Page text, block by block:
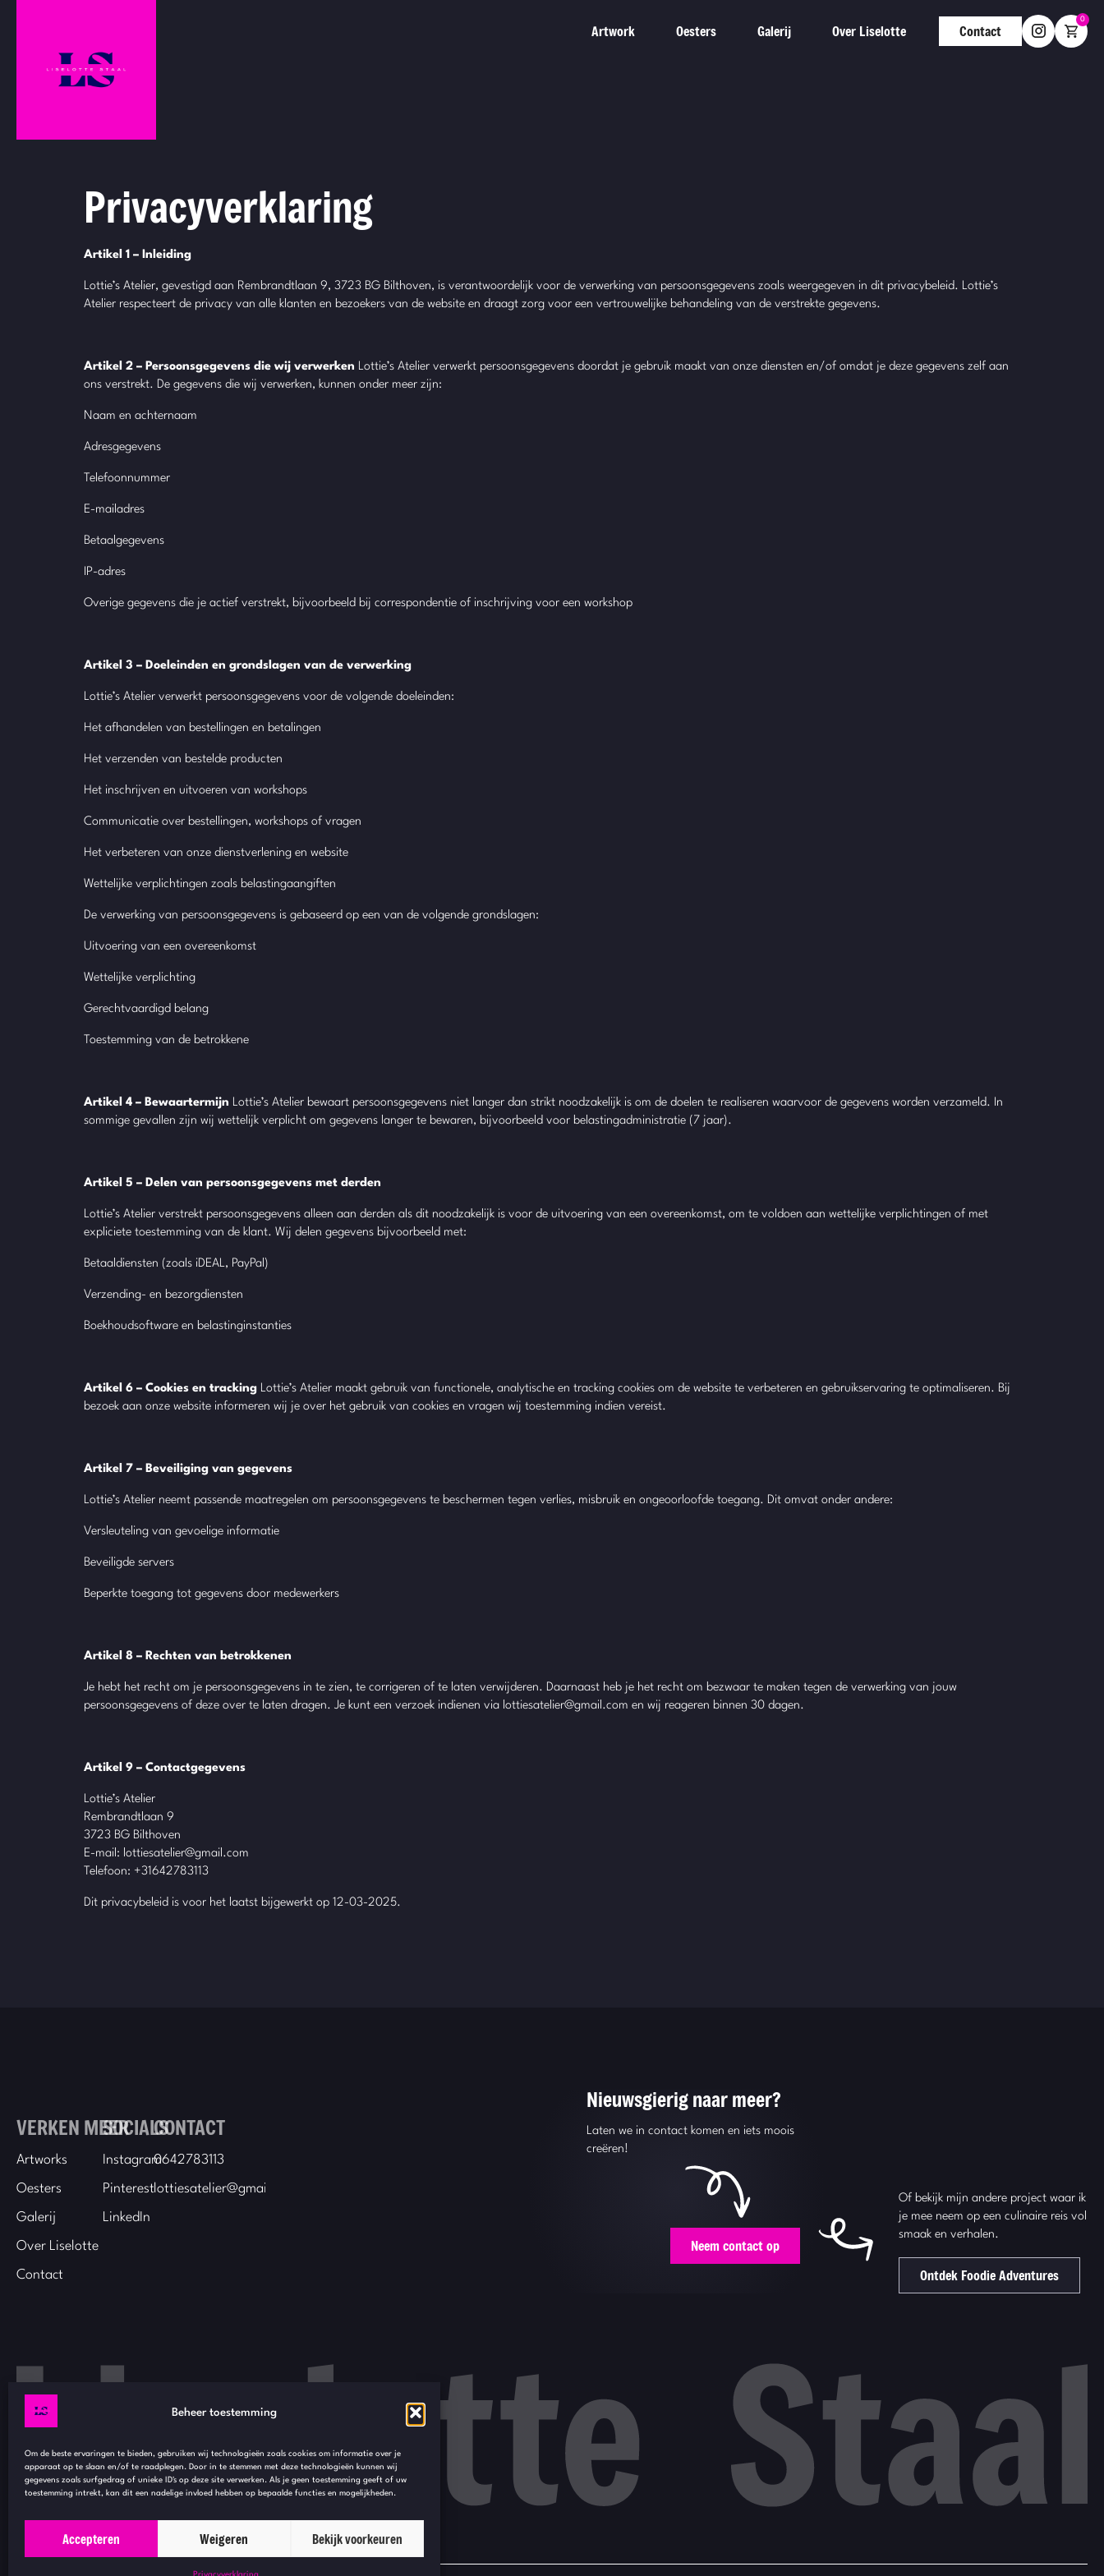
Beheer toestemming
Om de beste ervaringen te bieden, gebruiken wij technologieën zoals cookies om informatie over je
apparaat op te slaan en/of te raadplegen. Door in te stemmen met deze technologieën kunnen wij
gegevens zoals surfgedrag of unieke ID's op deze site verwerken. Als je geen toestemming geeft of uw
toestemming intrekt, kan dit een nadelige invloed hebben op bepaalde functies en mogelijkheden.
Accepteren Weigeren Bekijk voorkeuren
Privacyverklaring
Artwork Oesters Galerij Over Liselotte Contact
0
Privacyverklaring
Artikel 1 – Inleiding
Lottie’s Atelier, gevestigd aan Rembrandtlaan 9, 3723 BG Bilthoven, is verantwoordelijk voor de verwerking van persoonsgegevens zoals weergegeven in dit privacybeleid. Lottie’s
Atelier respecteert de privacy van alle klanten en bezoekers van de website en draagt zorg voor een vertrouwelijke behandeling van de verstrekte gegevens.
Artikel 2 – Persoonsgegevens die wij verwerken Lottie’s Atelier verwerkt persoonsgegevens doordat je gebruik maakt van onze diensten en/of omdat je deze gegevens zelf aan
ons verstrekt. De gegevens die wij verwerken, kunnen onder meer zijn:
Naam en achternaam
Adresgegevens
Telefoonnummer
E-mailadres
Betaalgegevens
IP-adres
Overige gegevens die je actief verstrekt, bijvoorbeeld bij correspondentie of inschrijving voor een workshop
Artikel 3 – Doeleinden en grondslagen van de verwerking
Lottie’s Atelier verwerkt persoonsgegevens voor de volgende doeleinden:
Het afhandelen van bestellingen en betalingen
Het verzenden van bestelde producten
Het inschrijven en uitvoeren van workshops
Communicatie over bestellingen, workshops of vragen
Het verbeteren van onze dienstverlening en website
Wettelijke verplichtingen zoals belastingaangiften
De verwerking van persoonsgegevens is gebaseerd op een van de volgende grondslagen:
Uitvoering van een overeenkomst
Wettelijke verplichting
Gerechtvaardigd belang
Toestemming van de betrokkene
Artikel 4 – Bewaartermijn Lottie’s Atelier bewaart persoonsgegevens niet langer dan strikt noodzakelijk is om de doelen te realiseren waarvoor de gegevens worden verzameld. In
sommige gevallen zijn wij wettelijk verplicht om gegevens langer te bewaren, bijvoorbeeld voor belastingadministratie (7 jaar).
Artikel 5 – Delen van persoonsgegevens met derden
Lottie’s Atelier verstrekt persoonsgegevens alleen aan derden als dit noodzakelijk is voor de uitvoering van een overeenkomst, om te voldoen aan wettelijke verplichtingen of met
expliciete toestemming van de klant. Wij delen gegevens bijvoorbeeld met:
Betaaldiensten (zoals iDEAL, PayPal)
Verzending- en bezorgdiensten
Boekhoudsoftware en belastinginstanties
Artikel 6 – Cookies en tracking Lottie’s Atelier maakt gebruik van functionele, analytische en tracking cookies om de website te verbeteren en gebruikservaring te optimaliseren. Bij
bezoek aan onze website informeren wij je over het gebruik van cookies en vragen wij toestemming indien vereist.
Artikel 7 – Beveiliging van gegevens
Lottie’s Atelier neemt passende maatregelen om persoonsgegevens te beschermen tegen verlies, misbruik en ongeoorloofde toegang. Dit omvat onder andere:
Versleuteling van gevoelige informatie
Beveiligde servers
Beperkte toegang tot gegevens door medewerkers
Artikel 8 – Rechten van betrokkenen
Je hebt het recht om je persoonsgegevens in te zien, te corrigeren of te laten verwijderen. Daarnaast heb je het recht om bezwaar te maken tegen de verwerking van jouw
persoonsgegevens of deze over te laten dragen. Je kunt een verzoek indienen via lottiesatelier@gmail.com en wij reageren binnen 30 dagen.
Artikel 9 – Contactgegevens
Lottie’s Atelier
Rembrandtlaan 9
3723 BG Bilthoven
E-mail: lottiesatelier@gmail.com
Telefoon: +31642783113
Dit privacybeleid is voor het laatst bijgewerkt op 12-03-2025.
VERKEN MEER
Artworks
Oesters
Galerij
Over Liselotte
Contact
SOCIALS
Instagram
Pinterest
LinkedIn
CONTACT
0642783113
lottiesatelier@gmail.com
Nieuwsgierig naar meer?
Laten we in contact komen en iets moois
creëren!
Neem contact op
Of bekijk mijn andere project waar ik
je mee neem op een culinaire reis vol
smaak en verhalen.
Ontdek Foodie Adventures